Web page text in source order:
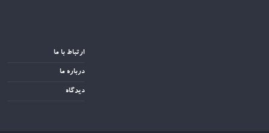
ارتباط با ما
درباره ما
دیدگاه